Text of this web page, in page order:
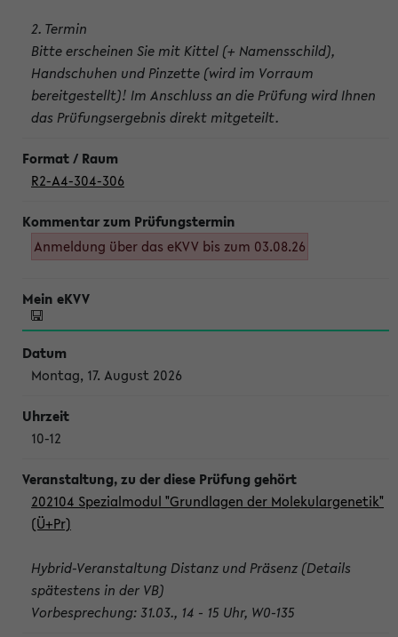
2. Termin
Bitte erscheinen Sie mit Kittel (+ Namensschild),
Handschuhen und Pinzette (wird im Vorraum
bereitgestellt)! Im Anschluss an die Prüfung wird Ihnen
das Prüfungsergebnis direkt mitgeteilt.
R2-A4-304-306
Anmeldung über das eKVV bis zum 03.08.26
Montag, 17. August 2026
10-12
202104 Spezialmodul "Grundlagen der Molekulargenetik"
(Ü+Pr)
Hybrid-Veranstaltung Distanz und Präsenz (Details
spätestens in der VB)
Vorbesprechung: 31.03., 14 - 15 Uhr, W0-135